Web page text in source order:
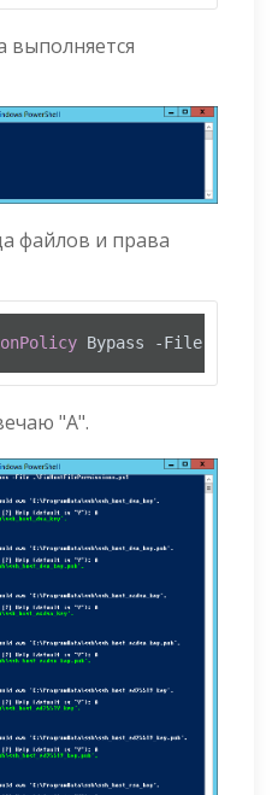
выполняется
файлов и права
Bypass -File
"A".